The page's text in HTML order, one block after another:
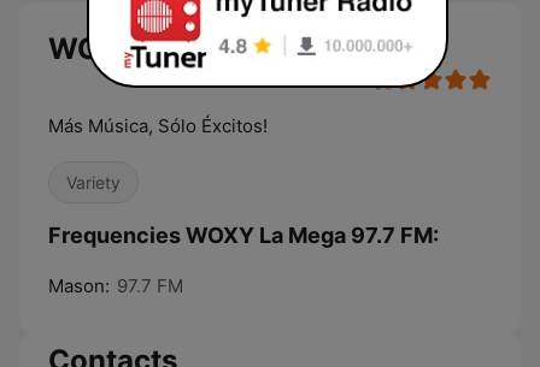
WOXY La Mega 97.7 FM live
Más Música, Sólo Éxcitos!
Variety
Frequencies WOXY La Mega 97.7 FM:
Mason: 97.7 FM